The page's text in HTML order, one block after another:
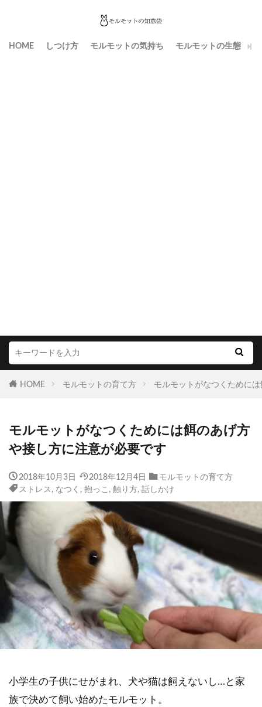
HOME しつけ方 モルモットの気持ち モルモットの生態
HOME モルモットの育て方 モルモットがなつくために
モルモットがなつくためには餌のあげ方
や接し方に注意が必要です
2018年10月3日 2018年12月4日
モルモットの育て方
ストレス , なつく , 抱っこ , 触り方, 話しかけ
小学生の子供にせがまれ、犬や猫は飼えないし…と家
族で決めて飼い始めたモルモット。